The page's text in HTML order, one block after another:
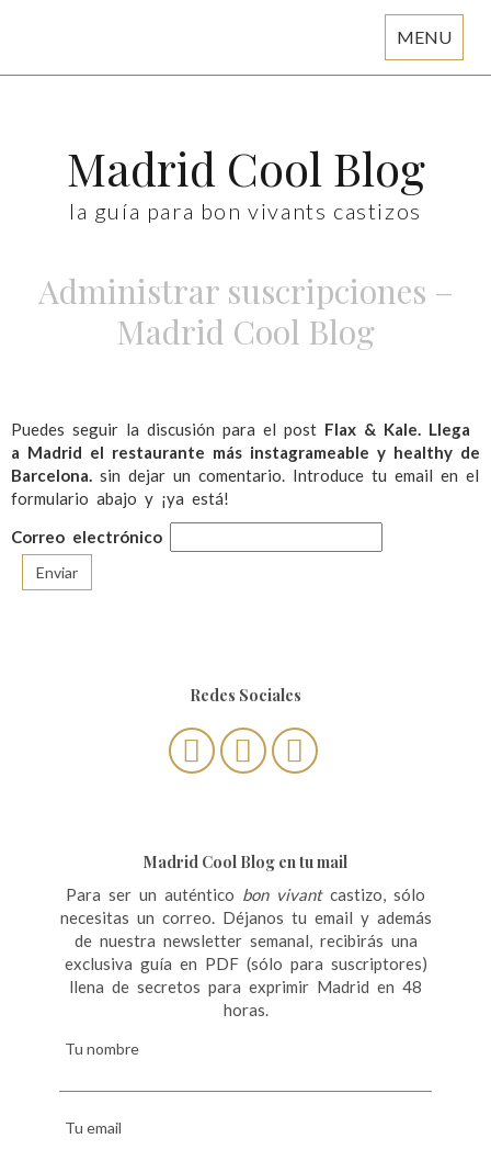
MENU
Madrid Cool Blog
la guía para bon vivants castizos
Administrar suscripciones –
Madrid Cool Blog
Puedes seguir la discusión para el post Flax & Kale. Llega
a Madrid el restaurante más instagrameable y healthy de
Barcelona. sin dejar un comentario. Introduce tu email en el
formulario abajo y ¡ya está!
Correo electrónico
Redes Sociales
Madrid Cool Blog en tu mail
Para ser un auténtico bon vivantcastizo, sólo
necesitas un correo. Déjanos tu email y además
de nuestra newsletter semanal, recibirás una
exclusiva guía en PDF (sólo para suscriptores)
llena de secretos para exprimir Madrid en 48
horas.
Tu nombre
Tu email